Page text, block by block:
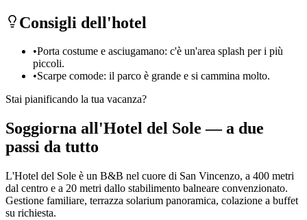
Consigli dell'hotel
•Porta costume e asciugamano: c'è un'area splash per i più
piccoli.
•Scarpe comode: il parco è grande e si cammina molto.
Stai pianificando la tua vacanza?
Soggiorna all'Hotel del Sole — a due
passi da tutto
L'Hotel del Sole è un B&B nel cuore di San Vincenzo, a 400 metri
dal centro e a 20 metri dallo stabilimento balneare convenzionato.
Gestione familiare, terrazza solarium panoramica, colazione a buffet
su richiesta.